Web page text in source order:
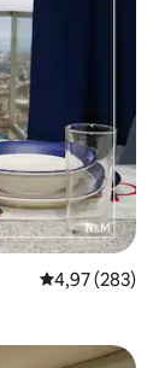
5 üzerinden
4,97 (283)